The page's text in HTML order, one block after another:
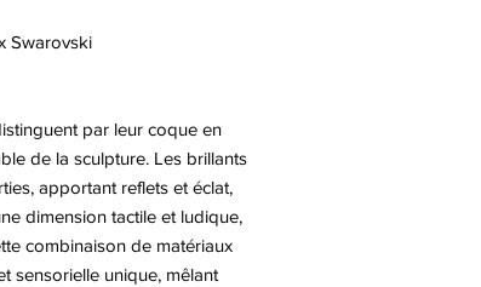
Swarovski
par leur coque en
de la sculpture. Les brillants
apportant reflets et éclat,
dimension tactile et ludique,
combinaison de matériaux
sensorielle unique, mêlant